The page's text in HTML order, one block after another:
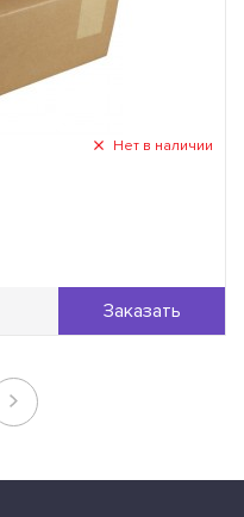
Нет в наличии
Заказать